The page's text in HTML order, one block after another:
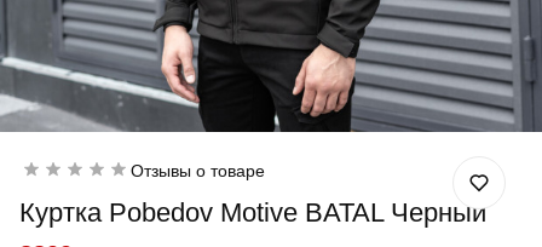
Отзывы о товаре
Куртка Pobedov Motive BATAL Черный